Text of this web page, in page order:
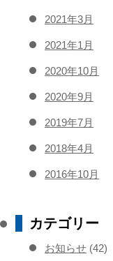
2021年3月
2021年1月
2020年10月
2020年9月
2019年7月
2018年4月
2016年10月
カテゴリー
お知らせ (42)